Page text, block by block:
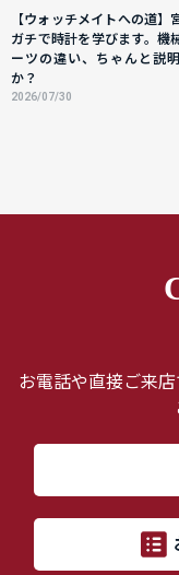
【ウォッチメイトへの道】
ガチで時計を学びます。機
ーツの違い、ちゃんと説
か？
2026/07/30
お電話や直接ご来